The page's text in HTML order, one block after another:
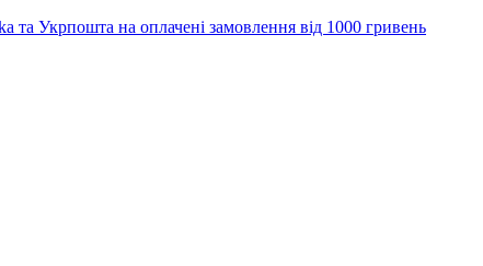
та Укрпошта на оплачені замовлення від 1000 гривень